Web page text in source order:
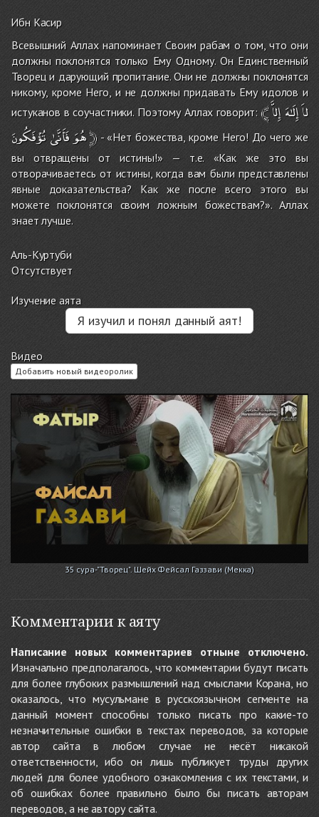
Ибн Касир
Всевышний Аллах напоминает Своим рабам о том, что они
должны поклонятся только Ему Одному. Он Единственный
Творец и дарующий пропитание. Они не должны поклонятся
никому, кроме Него, и не должны придавать Ему идолов и
истуканов в соучастники. Поэтому Аллах говорит: ﴾ لاَإِلَـٰهَإِلاَّ
هُوَفَأَنَّىٰتُؤْفَكُونَ ﴿- «Нет божества, кроме Него! До чего же
вы отвращены от истины!» — т.е. «Как же это вы
отворачиваетесь от истины, когда вам были представлены
явные доказательства? Как же после всего этого вы
можете поклонятся своим ложным божествам?». Аллах
знает лучше.
Аль-Куртуби
Отсутствует
Изучение аята
Я изучил и понял данный аят!
Видео
Добавить новый видеоролик
35 сура-"Творец". Шейх Фейсал Газзави (Мекка)
Комментарии к аяту
Написание новых комментариев отныне отключено.
Изначально предполагалось, что комментарии будут писать
для более глубоких размышлений над смыслами Корана, но
оказалось, что мусульмане в русскоязычном сегменте на
данный момент способны только писать про какие-то
незначительные ошибки в текстах переводов, за которые
автор сайта в любом случае не несёт никакой
ответственности, ибо он лишь публикует труды других
людей для более удобного ознакомления с их текстами, и
об ошибках более правильно было бы писать авторам
переводов, а не автору сайта.